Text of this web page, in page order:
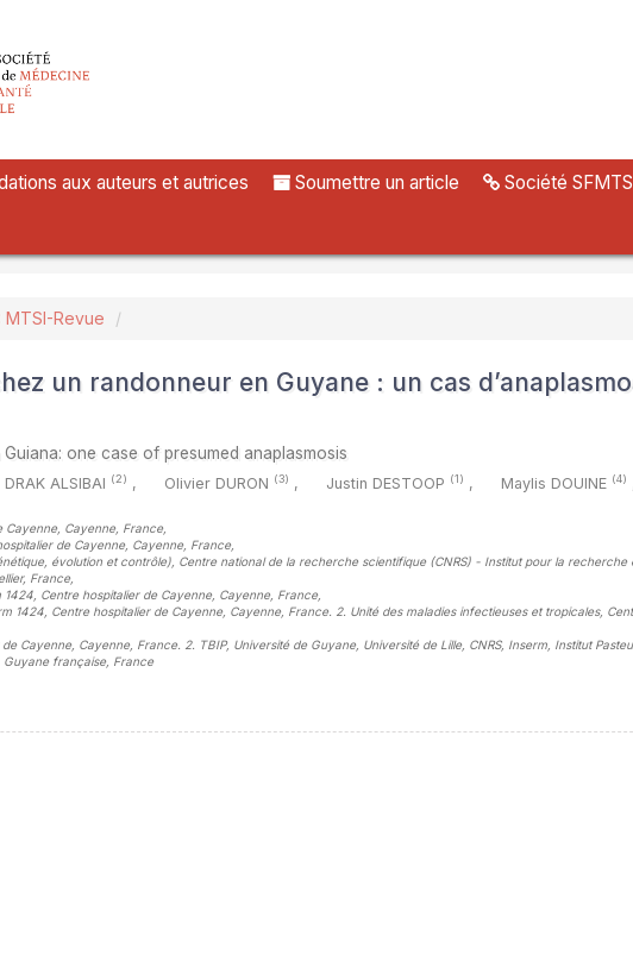
aux auteurs et autrices Soumettre un article Société SFMTSI
MTSI-Revue
un randonneur en Guyane : un cas
one case of presumed anaplasmosis
DRAK ALSIBAI (2) , Olivier DURON (3) , Justin DESTOOP (1) , Maylis DOUINE (4)
Cayenne, Cayenne, France,
de Cayenne, Cayenne, France,
évolution et contrôle), Centre national de la recherche scientifique (CNRS) - Institut pour la recherche
France,
Centre hospitalier de Cayenne, Cayenne, France,
1424, Centre hospitalier de Cayenne, Cayenne, France. 2. Unité des maladies infectieuses et tropicales,
Cayenne, Cayenne, France. 2. TBIP, Université de Guyane, Université de Lille, CNRS, Inserm, Institut
Guyane française, France